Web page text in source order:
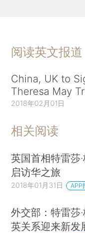
阅读英文报道
China, UK to
Theresa May
2018年02月01日
相关阅读
英国首相特雷莎
启访华之旅
2018年01月31日 APP
外交部：特雷莎
英关系迎来新发